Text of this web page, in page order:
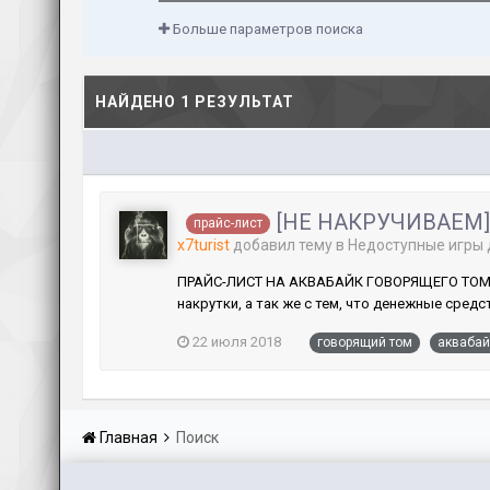
Больше параметров поиска
НАЙДЕНО 1 РЕЗУЛЬТАТ
прайс-лист [НЕ НАКРУЧИВАЕМ]
x7turistдобавил тему в Недоступные игры
ПРАЙС-ЛИСТ НА АКВАБАЙК ГОВОРЯЩЕГО ТОМА
накрутки, а так же с тем, что денежные
22 июля 2018 говорящий том
Главная Поиск